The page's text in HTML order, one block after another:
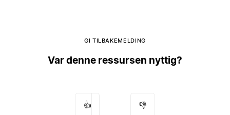
GI TILBAKEMELDING
Var denne ressursen nyttig?
👍 👎